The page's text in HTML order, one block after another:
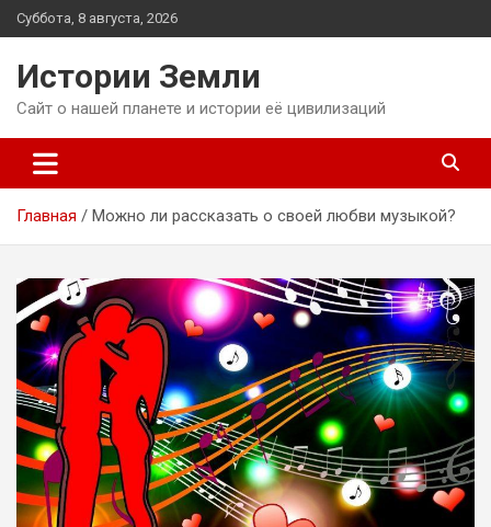
Перейти
к
Суббота, 8 августа, 2026
Истории Земли
Сайт о нашей планете и истории её цивилизаций
Главная Можно ли рассказать о своей любви музыкой?